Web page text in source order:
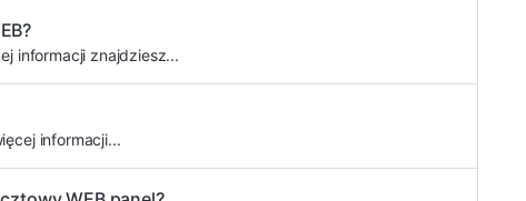
informacji znajdziesz...
informacji...